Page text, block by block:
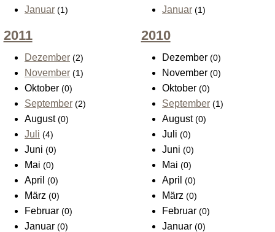
Januar (1) Januar (1)
2011
Dezember (2)
November (1)
Oktober (0)
September (2)
August (0)
Juli (4)
Juni (0)
Mai (0)
April (0)
März (0)
Februar (0)
Januar (0)
2010
Dezember(0)
November(0)
Oktober(0)
September (1)
August(0)
Juli(0)
Juni(0)
Mai(0)
April(0)
März(0)
Februar(0)
Januar(0)